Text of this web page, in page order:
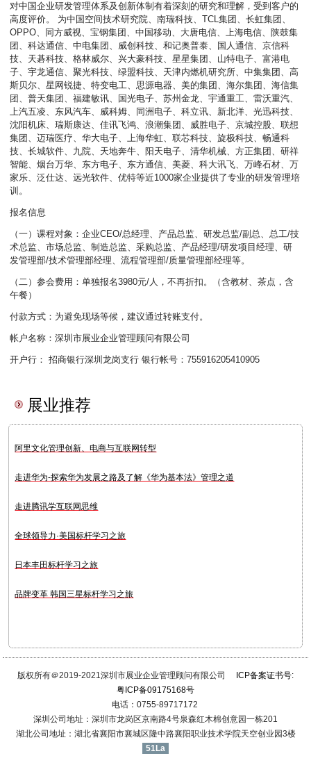
对中国企业研发管理体系及创新体制有着深刻的研究和理解，受到客户的
高度评价。 为中国空间技术研究院、南瑞科技、TCL集团、长虹集团、
OPPO、同方威视、宝钢集团、中国移动、大唐电信、上海电信、陕鼓集
团、科达通信、中电集团、威创科技、和记奥普泰、国人通信、京信科
技、天碁科技、格林威尔、兴大豪科技、星星集团、山特电子、富港电
子、宇龙通信、聚光科技、绿盟科技、天津内燃机研究所、中集集团、高
斯贝尔、星网锐捷、特变电工、思源电器、美的集团、海尔集团、海信集
团、普天集团、福建敏讯、国光电子、苏州金龙、宇通重工、雷沃重汽、
上汽五凌、东风汽车、威科姆、同洲电子、科立讯、新北洋、光迅科技、
沈阳机床、瑞斯康达、佳讯飞鸿、浪潮集团、威胜电子、京城控股、联想
集团、迈瑞医疗、华大电子、上海华虹、联芯科技、旋极科技、畅通科
技、长城软件、九院、天地奔牛、阳天电子、清华机械、方正集团、研祥
智能、烟台万华、东方电子、东方通信、美菱、科大讯飞、万峰石材、万
家乐、泛仕达、远光软件、优特等近1000家企业提供了专业的研发管理培
训。
报名信息
（一）课程对象：企业CEO/总经理、产品总监、研发总监/副总、总工/技
术总监、市场总监、制造总监、采购总监、产品经理/研发项目经理、研
发管理部/技术管理部经理、流程管理部/质量管理部经理等。
（二）参会费用：单独报名3980元/人，不再折扣。（含教材、茶点，含
午餐）
付款方式：为避免现场等候，建议通过转账支付。
帐户名称：深圳市展业企业管理顾问有限公司
开户行： 招商银行深圳龙岗支行 银行帐号：755916205410905
展业推荐
阿里文化管理创新、电商与互联网转型
走进华为-探索华为发展之路及了解《华为基本法》管理之道
走进腾讯学互联网思维
全球领导力·美国标杆学习之旅
日本丰田标杆学习之旅
品牌变革 韩国三星标杆学习之旅
版权所有＠2019-2021深圳市展业企业管理顾问有限公司
ICP备案证书号:
粤ICP备09175168号
电话：0755-89717172
深圳公司地址：深圳市龙岗区京南路4号泉森红木棉创意园一栋201
湖北公司地址：湖北省襄阳市襄城区隆中路襄阳职业技术学院天空创业园3楼
51La